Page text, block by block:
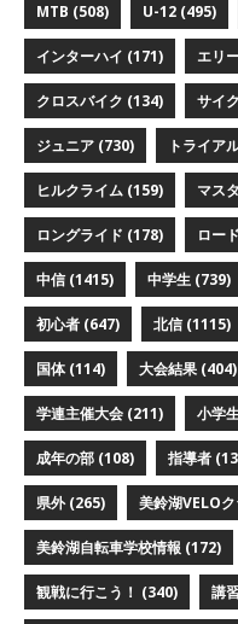
MTB (508) U-12 (495)
インターハイ (171) エリ
クロスバイク (134) サイ
ジュニア (730) トライア
ヒルクライム (159) マス
ロングライド (178) ロード
中信(1415) 中学生 (739)
初心者 (647) 北信(1115)
国体(114) 大会結果 (404)
学連主催大会 (211) 小学
成年の部 (108) 指導者
県外(265) 美鈴湖VELO
美鈴湖自転車学校情報 (172)
観戦に行こう！ (340) 講